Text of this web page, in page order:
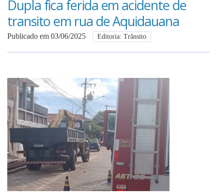
Anuncie
Anuncie
Fale Conosco
Dupla fica ferida em acidente de
transito em rua de Aquidauana
Publicado em 03/06/2025 Editoria: Trânsito